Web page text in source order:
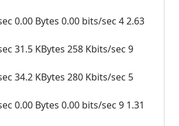
0.00 Bytes 0.00 bits/sec 4 2.63
31.5 KBytes 258 Kbits/sec 9
34.2 KBytes 280 Kbits/sec 5
0.00 Bytes 0.00 bits/sec 9 1.31